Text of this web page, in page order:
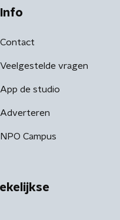
Info
Contact
Veelgestelde vragen
App de studio
Adverteren
NPO Campus